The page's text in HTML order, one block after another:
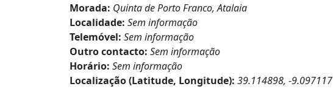
Morada: Quinta de Porto Franco, Atalaia
Localidade: Sem informação
Telemóvel: Sem informação
Outro contacto: Sem informação
Horário: Sem informação
Localização (Latitude, Longitude): 39.114898, -9.097117